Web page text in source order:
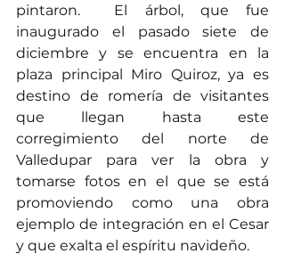
pintaron.  El árbol, que fue
inaugurado el pasado siete de
diciembre y se encuentra en la
plaza principal Miro Quiroz, ya es
destino de romería de visitantes
que llegan hasta este
corregimiento del norte de
Valledupar para ver la obra y
tomarse fotos en el que se está
promoviendo como una obra
ejemplo de integración en el Cesar
y que exalta el espíritu navideño.